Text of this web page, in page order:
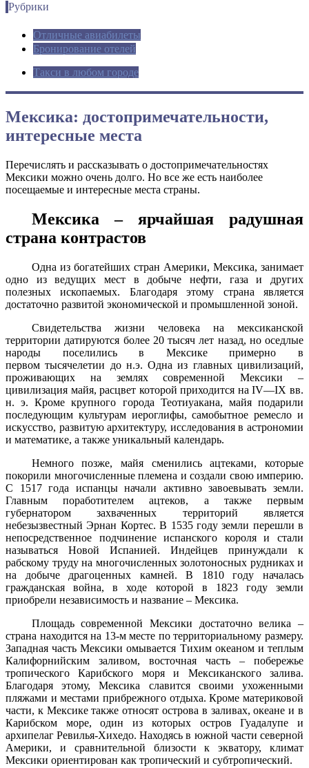
Рубрики
Отличные авиабилеты
Бронирование отелей
Такси в любом городе
Мексика: достопримечательности,
интересные места
Перечислять и рассказывать о достопримечательностях
Мексики можно очень долго. Но все же есть наиболее
посещаемые и интересные места страны.
Мексика – ярчайшая радушная
страна контрастов
Одна из богатейших стран Америки, Мексика, занимает
одно из ведущих мест в добыче нефти, газа и других
полезных ископаемых. Благодаря этому страна является
достаточно развитой экономической и промышленной зоной.
Свидетельства жизни человека на мексиканской
территории датируются более 20 тысяч лет назад, но оседлые
народы поселились в Мексике примерно в
первом тысячелетии до н.э. Одна из главных цивилизаций,
проживающих на землях современной Мексики –
цивилизация майя, расцвет которой приходится на IV—IX вв.
н. э. Кроме крупного города Теотиуакана, майя подарили
последующим культурам иероглифы, самобытное ремесло и
искусство, развитую архитектуру, исследования в астрономии
и математике, а также уникальный календарь.
Немного позже, майя сменились ацтеками, которые
покорили многочисленные племена и создали свою империю.
С 1517 года испанцы начали активно завоевывать земли.
Главным поработителем ацтеков, а также первым
губернатором захваченных территорий является
небезызвестный Эрнан Кортес. В 1535 году земли перешли в
непосредственное подчинение испанского короля и стали
называться Новой Испанией. Индейцев принуждали к
рабскому труду на многочисленных золотоносных рудниках и
на добыче драгоценных камней. В 1810 году началась
гражданская война, в ходе которой в 1823 году земли
приобрели независимость и название – Мексика.
Площадь современной Мексики достаточно велика –
страна находится на 13-м месте по территориальному размеру.
Западная часть Мексики омывается Тихим океаном и теплым
Калифорнийским заливом, восточная часть – побережье
тропического Карибского моря и Мексиканского залива.
Благодаря этому, Мексика славится своими ухоженными
пляжами и местами прибрежного отдыха. Кроме материковой
части, к Мексике также относят острова в заливах, океане и в
Карибском море, один из которых остров Гуадалупе и
архипелаг Ревилья-Хихедо. Находясь в южной части северной
Америки, и сравнительной близости к экватору, климат
Мексики ориентирован как тропический и субтропический.